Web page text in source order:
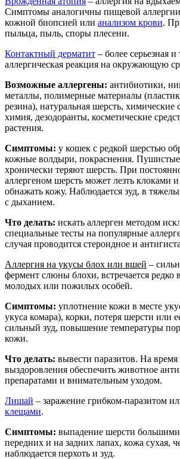
Симптомы аналогичны пищевой
кожной биопсией или анализом крови.
пыльца, пыль, споры плесени.
Контактный дерматит – более серьезная
аллергическая реакция на окружающую
Возможные аллергены: антибиотики,
металлы, полимерные материалы
резина), натуральная шерсть, химические
химия, дезодоранты, косметические
растения.
Симптомы: у кошек с редкой шерстью
кожные волдыри, покраснения.
хронически теряют шерсть. При
аллергеном шерсть может лезть клоками
обнажать кожу. Наблюдается зуд, в
с дыханием.
Что делать: искать аллерген методом
специальные тесты на популярные
случая проводится стероидное и
Аллергия на укусы блох или вшей –
фермент слюны блохи, встречается редко
молодых или пожилых особей.
Симптомы: уплотнение кожи в месте
укуса комара), корки, потеря шерсти или
сильный зуд, повышение температуры
кожи.
Что делать: вывести паразитов. На
выздоровления обеспечить животное
препаратами и внимательным уходом.
Лишай – заражение грибком-паразитом
клещами.
Симптомы: выпадение шерсти большими
передних и на задних лапах, кожа сухая,
наблюдается перхоть и зуд.